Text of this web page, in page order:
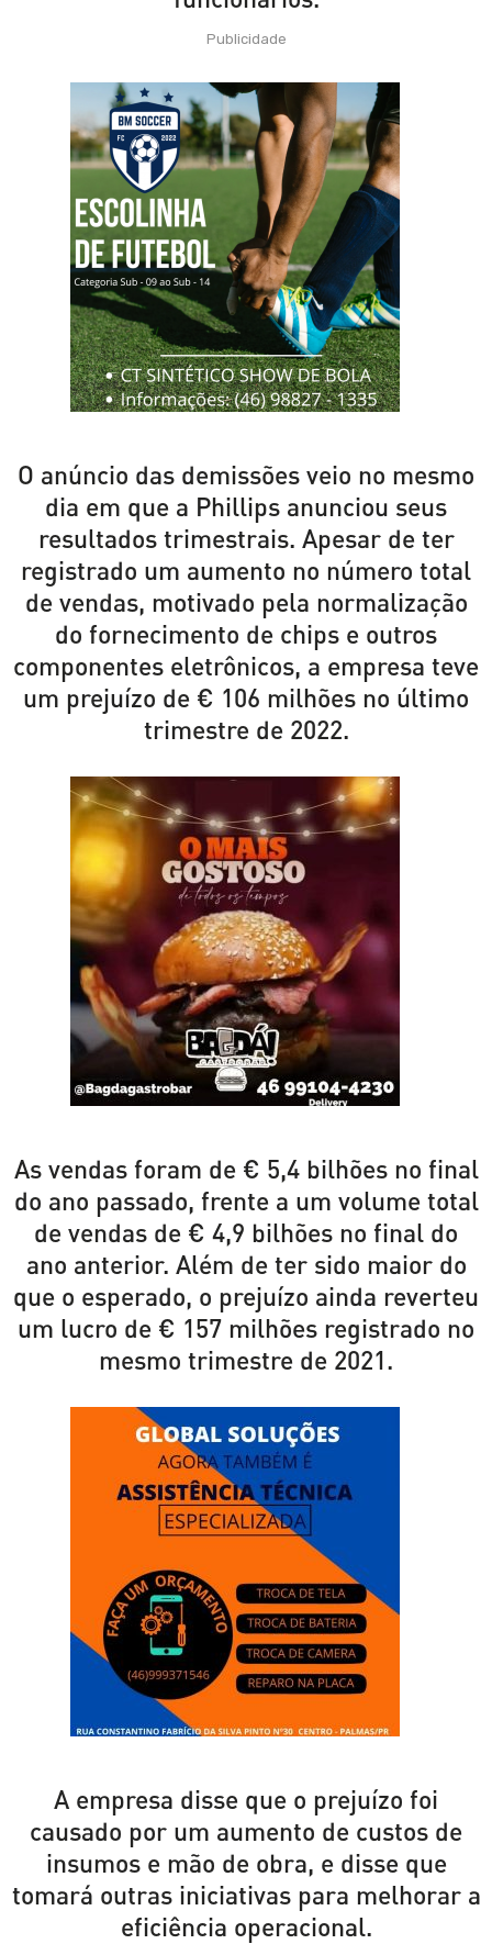
Publicidade
O anúncio das demissões veio no mesmo
dia em que a Phillips anunciou seus
resultados trimestrais. Apesar de ter
registrado um aumento no número total
de vendas, motivado pela normalização
do fornecimento de chips e outros
componentes eletrônicos, a empresa teve
um prejuízo de € 106 milhões no último
trimestre de 2022.
As vendas foram de € 5,4 bilhões no final
do ano passado, frente a um volume total
de vendas de € 4,9 bilhões no final do
ano anterior. Além de ter sido maior do
que o esperado, o prejuízo ainda reverteu
um lucro de € 157 milhões registrado no
mesmo trimestre de 2021.
A empresa disse que o prejuízo foi
causado por um aumento de custos de
insumos e mão de obra, e disse que
tomará outras iniciativas para melhorar a
eficiência operacional.